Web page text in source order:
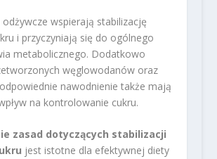
odżywcze wspierają stabilizację
i przyczyniają się do ogólnego
metabolicznego. Dodatkowo
węglowodanów oraz
nawodnienie także mają
na kontrolowanie cukru.
zasad dotyczących stabilizacji
jest istotne dla efektywnej diety